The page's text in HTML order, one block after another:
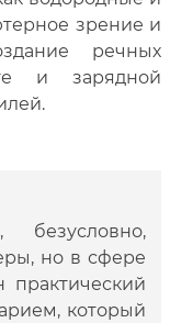
зрение и
речных
и зарядной
безусловно,
но в сфере
который